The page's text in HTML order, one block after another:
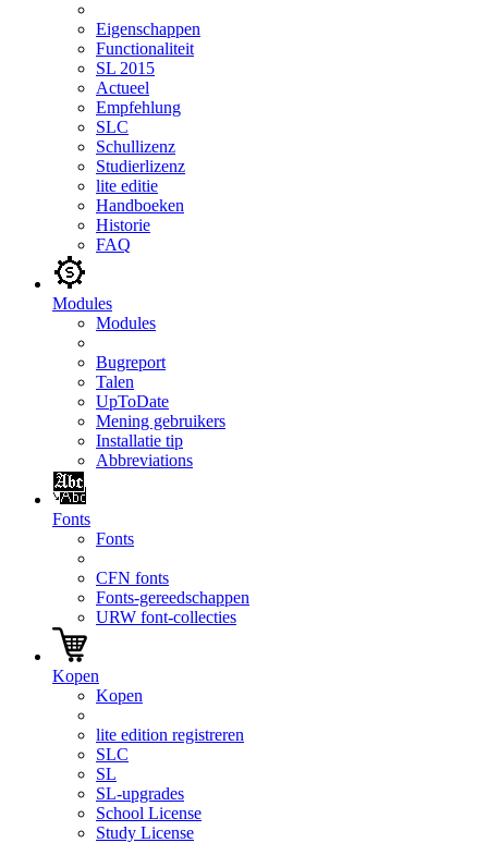
Eigenschappen
Functionaliteit
SL 2015
Actueel
Empfehlung
SLC
Schullizenz
Studierlizenz
lite editie
Handboeken
Historie
FAQ
Modules
Modules
Bugreport
Talen
UpToDate
Mening gebruikers
Installatie tip
Abbreviations
Fonts
Fonts
CFN fonts
Fonts-gereedschappen
URW font-collecties
Kopen
Kopen
lite edition registreren
SLC
SL
SL-upgrades
School License
Study License